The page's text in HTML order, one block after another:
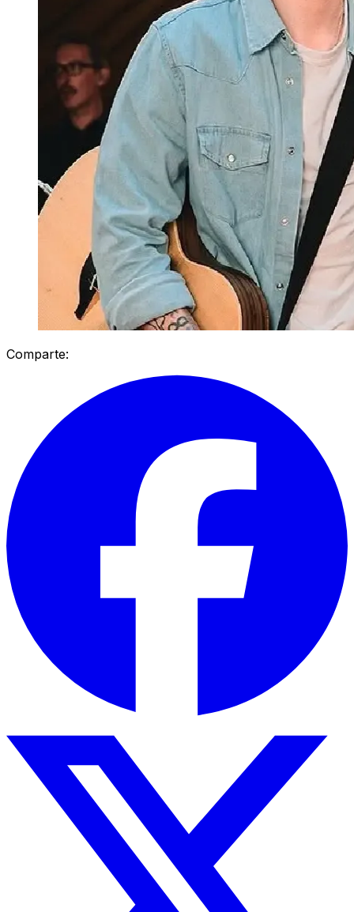
Comparte: